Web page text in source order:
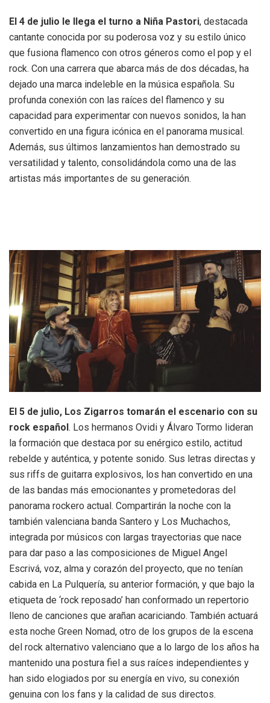
El 4 de julio le llega el turno a Niña Pastori, destacada
cantante conocida por su poderosa voz y su estilo único
que fusiona flamenco con otros géneros como el pop y el
rock. Con una carrera que abarca más de dos décadas, ha
dejado una marca indeleble en la música española. Su
profunda conexión con las raíces del flamenco y su
capacidad para experimentar con nuevos sonidos, la han
convertido en una figura icónica en el panorama musical.
Además, sus últimos lanzamientos han demostrado su
versatilidad y talento, consolidándola como una de las
artistas más importantes de su generación.
El 5 de julio, Los Zigarros tomarán el escenario con su
rock español . Los hermanos Ovidi y Álvaro Tormo lideran
la formación que destaca por su enérgico estilo, actitud
rebelde y auténtica, y potente sonido. Sus letras directas y
sus riffs de guitarra explosivos, los han convertido en una
de las bandas más emocionantes y prometedoras del
panorama rockero actual. Compartirán la noche con la
también valenciana banda Santero y Los Muchachos,
integrada por músicos con largas trayectorias que nace
para dar paso a las composiciones de Miguel Angel
Escrivá, voz, alma y corazón del proyecto, que no tenían
cabida en La Pulquería, su anterior formación, y que bajo la
etiqueta de ‘rock reposado’ han conformado un repertorio
lleno de canciones que arañan acariciando. También actuará
esta noche Green Nomad, otro de los grupos de la escena
del rock alternativo valenciano que a lo largo de los años ha
mantenido una postura fiel a sus raíces independientes y
han sido elogiados por su energía en vivo, su conexión
genuina con los fans y la calidad de sus directos.